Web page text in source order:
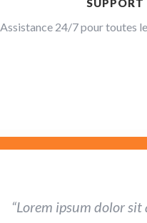
Assistance 24/7 pour toutes
“Lorem ipsum dolor